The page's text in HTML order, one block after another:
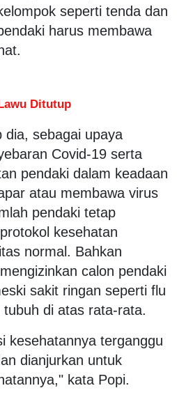
seperti tenda dan
harus membawa
Ditutup
dia, sebagai upaya
Covid-19 serta
pendaki dalam keadaan
atau membawa virus
pendaki tetap
kesehatan
normal. Bahkan
calon pendaki
sakit ringan seperti flu
di atas rata-rata.
kesehatannya terganggu
dianjurkan untuk
kata Popi.